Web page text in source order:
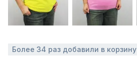
Более 34 раз добавили в корзину